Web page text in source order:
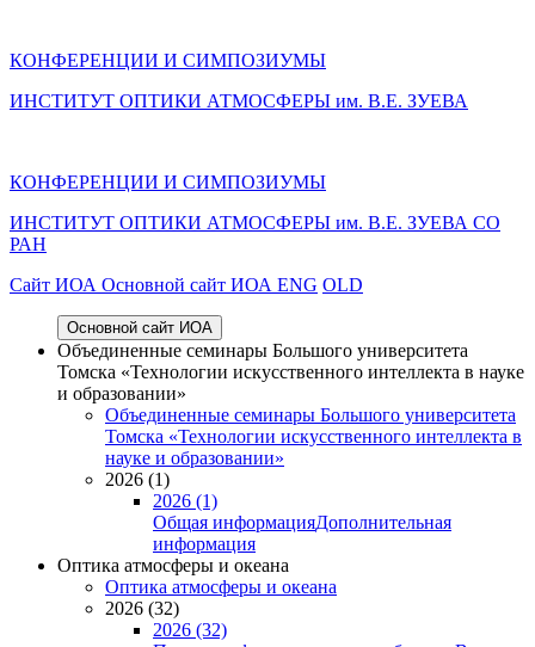
КОНФЕРЕНЦИИ И СИМПОЗИУМЫ
ИНСТИТУТ ОПТИКИ АТМОСФЕРЫ им. В.Е. ЗУЕВА
КОНФЕРЕНЦИИ И СИМПОЗИУМЫ
ИНСТИТУТ ОПТИКИ АТМОСФЕРЫ им. В.Е. ЗУЕВА СО
РАН
Cайт ИОА Основной сайт ИОА ENG OLD
Основной сайт ИОА
Объединенные семинары Большого университета
Томска «Технологии искусственного интеллекта в науке
и образовании»
Объединенные семинары Большого университета
Томска «Технологии искусственного интеллекта в
науке и образовании»
2026 (1)
2026 (1)
Общая информацияДополнительная
информация
Оптика атмосферы и океана
Оптика атмосферы и океана
2026 (32)
2026 (32)